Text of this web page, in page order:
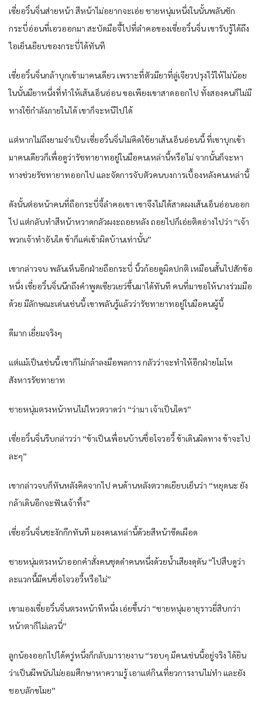
เซี่ยอวิ๋นจิ่นส่ายหน้า สีหน้าไม่อยากจะเอ่ย ชายหนุ่มหนึ่งในนั้นพลันชัก
กระบี่อ่อนที่เอวออกมา สะบัดมือจี้ไปที่ลำคอของเซี่ยอวิ๋นจิ่น เขารับรู้ได้ถึง
ไอเย็นเยียบของกระบี่ได้ทันที
เซี่ยอวิ๋นจิ่นกล้าบุกเข้ามาคนเดียว เพราะที่ตัวมียาที่ลู่เจียวปรุงไว้ให้ไม่น้อย
ในนั้นมียาหนึ่งที่ทำให้เส้นเอ็นอ่อน ขอเพียงเขาสาดออกไป ทั้งสองคนก็ไม่มี
ทางใช้กำลังภายในได้ เขาก็จะหนีไปได้
แต่หากไม่ถึงยามจำเป็น เซี่ยอวิ๋นจิ่นไม่คิดใช้ยาเส้นเอ็นอ่อนนี้ ที่เขาบุกเข้า
มาคนเดียวก็เพื่อดูว่ารัชทายาทอยู่ในมือคนเหล่านี้หรือไม่ จากนั้นก็จะหา
ทางช่วยรัชทายาทออกไป และจัดการจับตัวคนบงการเบื้องหลังคนเหล่านี้
ดังนั้นต่อหน้าคนที่ถือกระบี่จี้ลำคอเขา เขาจึงไม่ได้สาดผงเส้นเอ็นอ่อนออก
ไป แต่กลับทำสีหน้าหวาดกลัวผงะถอยหลัง ถอยไปก็เอ่ยติดอ่างไปว่า “เจ้า
พวกเจ้าทำอันใด ข้าก็แค่เข้าผิดบ้านเท่านั้น”
เขากล่าวจบ พลันเห็นอีกฝ่ายถือกระบี่ นิ้วก้อยดูผิดปกติ เหมือนสั้นไปสักข้อ
หนึ่ง เซี่ยอวิ๋นจิ่นนึกถึงคำพูดเซียวเยว่ขึ้นมาได้ทันที คนที่มาขอให้นางร่วมมือ
ด้วย มีลักษณะเด่นเช่นนี้ เขาพลันรู้แล้วว่ารัชทายาทอยู่ในมือคนผู้นี้
ดีมาก เยี่ยมจริงๆ
แต่แม้เป็นเช่นนี้ เขาก็ไม่กล้าลงมือพลการ กลัวว่าจะทำให้อีกฝ่ายโมโห
สังหารรัชทายาท
ชายหนุ่มตรงหน้าทนไม่ไหวตวาดว่า “ว่ามา เจ้าเป็นใคร”
เซี่ยอวิ๋นจิ่นรีบกล่าวว่า “ข้าเป็นเพื่อนบ้านชื่อโจวอวี้ ข้าเดินผิดทาง ข้าจะไป
ละๆ”
เขากล่าวจบก็หันหลังคิดจากไป คนด้านหลังตวาดเยียบเย็นว่า “หยุดนะ ยัง
กล้าเดินอีกจะฟันเจ้าทิ้ง”
เซี่ยอวิ๋นจิ่นชะงักกึกทันที มองคนเหล่านี้ด้วยสีหน้าซีดเผือด
ชายหนุ่มตรงหน้าออกคำสั่งคนชุดดำคนหนึ่งด้วยน้ำเสียงดุดัน “ไปสืบดูว่า
ละแวกนี้มีคนชื่อโจวอวี้หรือไม่”
เขามองเซี่ยอวิ๋นจิ่นตรงหน้าทีหนึ่ง เอ่ยขึ้นว่า “ชายหนุ่มอายุราวยี่สิบกว่า
หน้าตาก็ไม่เลวนี่”
ลูกน้องออกไปได้ครู่หนึ่งก็กลับมารายงาน “รอบๆ มีคนเช่นนี้อยู่จริง ได้ยิน
ว่าเป็นผีพนันไม่ยอมศึกษาหาความรู้ เอาแต่กินเที่ยวการงานไม่ทำ และยัง
ชอบลักขโมย”